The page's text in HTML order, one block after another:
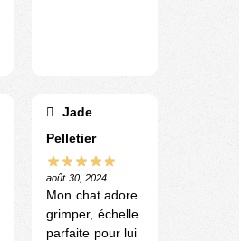
Jade
Pelletier
août 30, 2024
Mon chat adore
grimper, échelle
parfaite pour lui